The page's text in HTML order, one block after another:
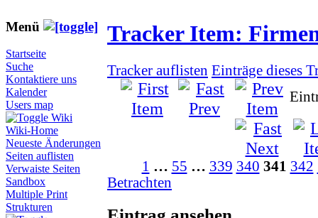
Menü
Startseite
Suche
Kontaktiere uns
Kalender
Users map
Wiki
Wiki-Home
Neueste Änderungen
Seiten auflisten
Verwaiste Seiten
Sandbox
Multiple Print
Strukturen
Tracker Item:
Tracker auflisten Einträge dieses
1 … 55 … 339 340 341 342
Betrachten